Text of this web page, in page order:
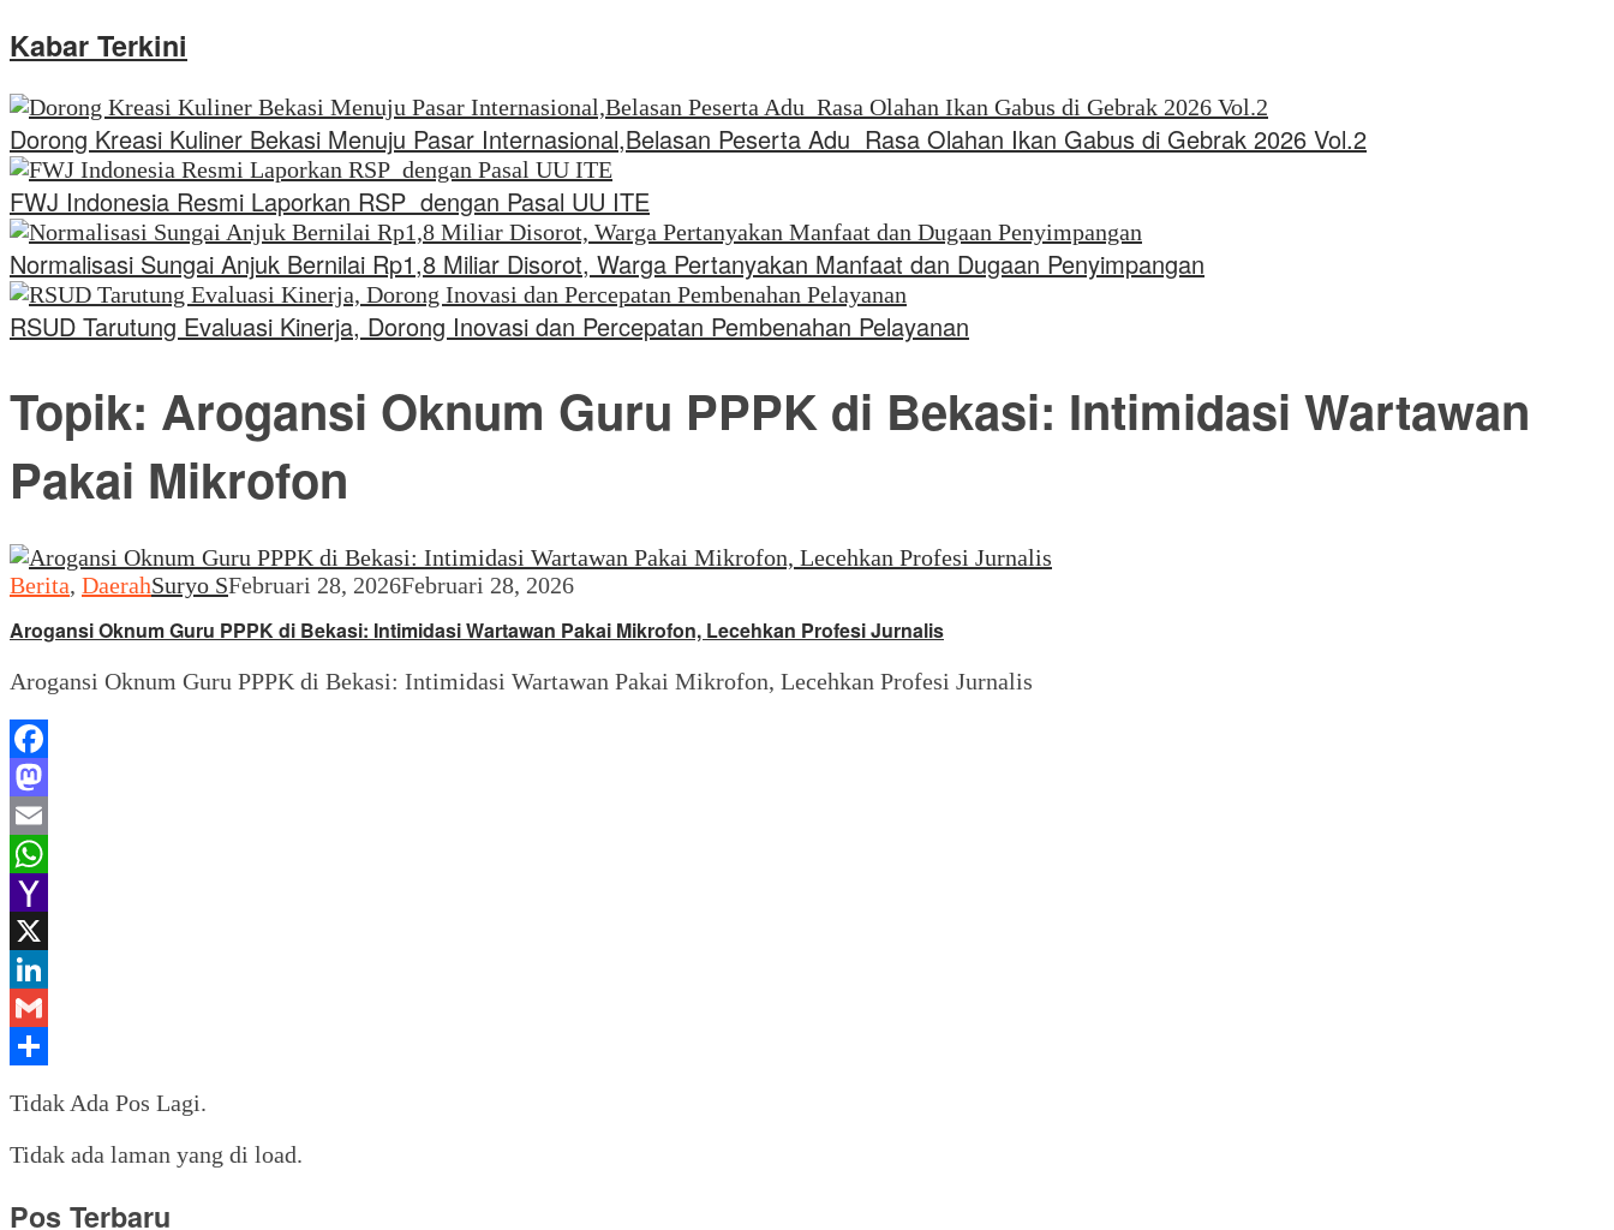
Kabar Terkini
Dorong Kreasi Kuliner Bekasi Menuju Pasar Internasional,Belasan Peserta Adu Rasa Olahan Ikan Gabus di Gebrak 2026 Vol.2
FWJ Indonesia Resmi Laporkan RSP dengan Pasal UU ITE
Normalisasi Sungai Anjuk Bernilai Rp1,8 Miliar Disorot, Warga Pertanyakan Manfaat dan Dugaan Penyimpangan
RSUD Tarutung Evaluasi Kinerja, Dorong Inovasi dan Percepatan Pembenahan Pelayanan
Topik: Arogansi Oknum Guru PPPK di Bekasi: Intimidasi Wartawan
Pakai Mikrofon
Berita, DaerahSuryo SFebruari 28, 2026Februari 28, 2026
Arogansi Oknum Guru PPPK di Bekasi: Intimidasi Wartawan Pakai Mikrofon, Lecehkan Profesi Jurnalis
Arogansi Oknum Guru PPPK di Bekasi: Intimidasi Wartawan Pakai Mikrofon, Lecehkan Profesi Jurnalis
Facebook
Mastodon
Email
WhatsApp
Yahoo
Mail
X
LinkedIn
Gmail
Tidak Ada Pos Lagi.
Tidak ada laman yang di load.
Pos Terbaru